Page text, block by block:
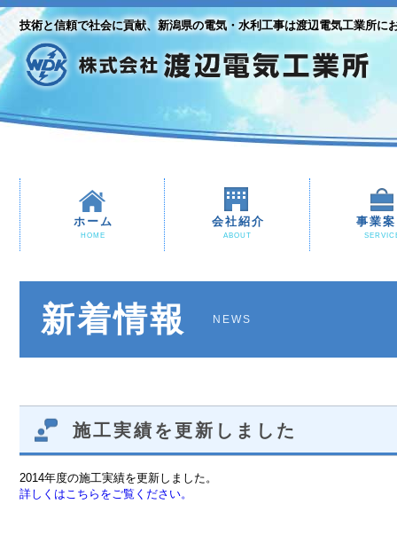
技術と信頼で社会に貢献、新潟県の電気・水利工事は渡辺電気工業所に
ホーム
HOME
会社紹介
ABOUT
事業
新着情報 NEWS
施工実績を更新しました
2014年度の施工実績を更新しました。
詳しくはこちらをご覧ください。